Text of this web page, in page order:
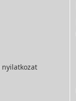
nyilatkozat